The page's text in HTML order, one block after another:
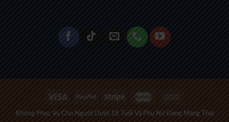
Không Phục Vụ Cho Người Dưới 18 Tuổi Và Phụ Nữ Đang Mang Thai